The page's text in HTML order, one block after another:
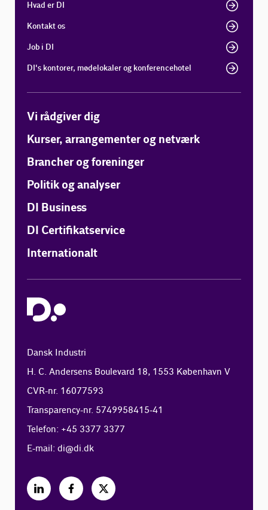
Hvad er DI
Kontakt os
Job i DI
DI's kontorer, mødelokaler og konferencehotel
Vi rådgiver dig
Kurser, arrangementer og netværk
Brancher og foreninger
Politik og analyser
DI Business
DI Certifikatservice
Internationalt
Dansk Industri
H. C. Andersens Boulevard 18, 1553 København V
CVR-nr. 16077593
Transparency-nr. 5749958415-41
Telefon: +45 3377 3377
E-mail:di@di.dk